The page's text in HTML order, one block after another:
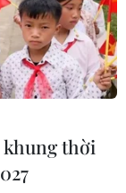
khung thời